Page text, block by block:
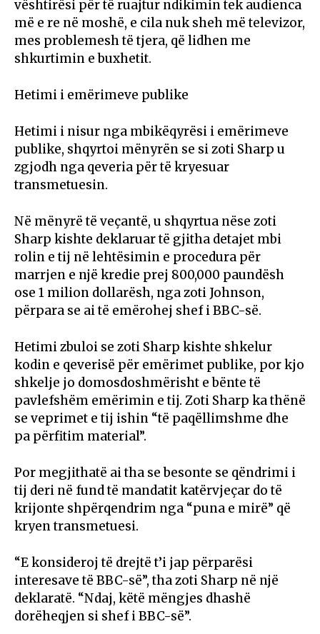
vështirësi për të ruajtur ndikimin tek audienca
më e re në moshë, e cila nuk sheh më televizor,
mes problemesh të tjera, që lidhen me
shkurtimin e buxhetit.
Hetimi i emërimeve publike
Hetimi i nisur nga mbikëqyrësi i emërimeve
publike, shqyrtoi mënyrën se si zoti Sharp u
zgjodh nga qeveria për të kryesuar
transmetuesin.
Në mënyrë të veçantë, u shqyrtua nëse zoti
Sharp kishte deklaruar të gjitha detajet mbi
rolin e tij në lehtësimin e procedura për
marrjen e një kredie prej 800,000 paundësh
ose 1 milion dollarësh, nga zoti Johnson,
përpara se ai të emërohej shef i BBC-së.
Hetimi zbuloi se zoti Sharp kishte shkelur
kodin e qeverisë për emërimet publike, por kjo
shkelje jo domosdoshmërisht e bënte të
pavlefshëm emërimin e tij. Zoti Sharp ka thënë
se veprimet e tij ishin “të paqëllimshme dhe
pa përfitim material”.
Por megjithatë ai tha se besonte se qëndrimi i
tij deri në fund të mandatit katërvjeçar do të
krijonte shpërqendrim nga “puna e mirë” që
kryen transmetuesi.
“E konsideroj të drejtë t’i jap përparësi
interesave të BBC-së”, tha zoti Sharp në një
deklaratë. “Ndaj, këtë mëngjes dhashë
dorëheqjen si shef i BBC-së”.